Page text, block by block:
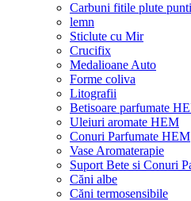
Carbuni fitile plute punti
lemn
Sticlute cu Mir
Crucifix
Medalioane Auto
Forme coliva
Litografii
Betisoare parfumate
Uleiuri aromate HEM
Conuri Parfumate HEM
Vase Aromaterapie
Suport Bete si Conuri
Căni albe
Căni termosensibile